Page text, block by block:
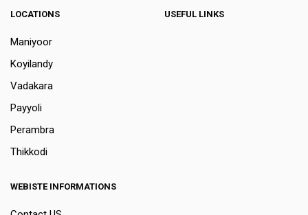
LOCATIONS
Maniyoor
Koyilandy
Vadakara
Payyoli
Perambra
Thikkodi
USEFUL LINKS
WEBISTE INFORMATIONS